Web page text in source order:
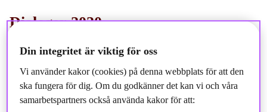
Dialoger 2020
*Tabellen visar antalet bolag som kontaktats direkt av
Storebrand hållbarhetsteam och här har vi inte räknad
Din integritet är viktig för oss
Vi använder kakor (cookies) på denna webbplats för att den
ska fungera för dig. Om du godkänner det kan vi och våra
samarbetspartners också använda kakor för att: